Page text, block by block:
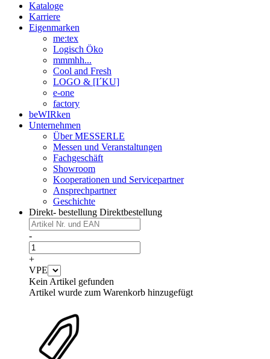
Kataloge
Karriere
Eigenmarken
me:tex
Logisch Öko
mmmhh...
Cool and Fresh
LOGO & [I´KU]
e-one
factory
beWIRken
Unternehmen
Über MESSERLE
Messen und Veranstaltungen
Fachgeschäft
Showroom
Kooperationen und Servicepartner
Ansprechpartner
Geschichte
Direkt- bestellung Direktbestellung
-
+
VPE
Kein Artikel gefunden
Artikel wurde zum Warenkorb hinzugefügt